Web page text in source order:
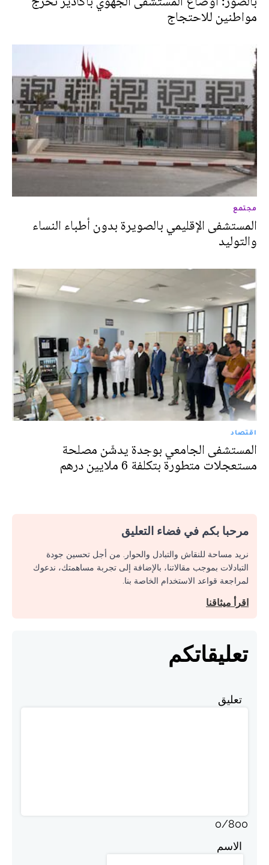
مواطنين للاحتجاج
مجتمع
المستشفى الإقليمي بالصويرة بدون أطباء النساء
والتوليد
اقتصاد
المستشفى الجامعي بوجدة يدشّن مصلحة
مستعجلات متطورة بتكلفة 6 ملايين درهم
مرحبا بكم في فضاء التعليق
نريد مساحة للنقاش والتبادل والحوار. من أجل تحسين جودة
التبادلات بموجب مقالاتنا، بالإضافة إلى تجربة مساهمتك، ندعوك
لمراجعة قواعد الاستخدام الخاصة بنا.
اقرأ ميثاقنا
تعليقاتكم
تعليق
0/800
الاسم